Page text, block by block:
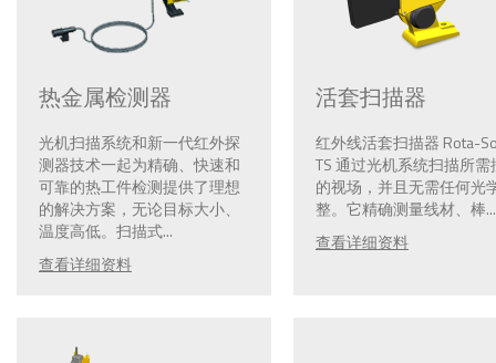
热金属检测器
光机扫描系统和新一代红外探
测器技术一起为精确、快速和
可靠的热工件检测提供了理想
的解决方案，无论目标大小、
温度高低。扫描式...
查看详细资料
活套扫描器
红外线活套扫描器 Rota-
TS 通过光机系统扫描所需
的视场，并且无需任何光
整。它精确测量线材、棒...
查看详细资料